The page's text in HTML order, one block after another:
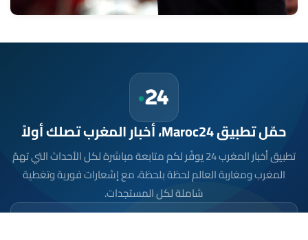
حمّل تطبيق Maroc24، أخبار المغرب تصلك أولاً
تطبيق أخبار المغرب 24 يوفّر لكم متابعة مباشرة لكل الأحداث التي تهمّ
المغرب ومغاربة العالم لحظة بلحظة، مع إشعارات فورية وتغطية
شاملة لكل المستجدات.
تحميل على